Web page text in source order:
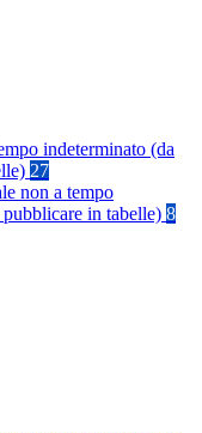
indeterminato (da
27
non a tempo
in tabelle) 8